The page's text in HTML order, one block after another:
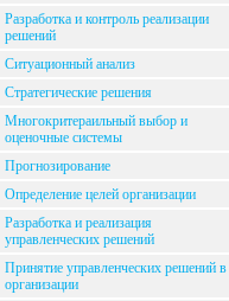
Разработка и контроль реализации
решений
Ситуационный анализ
Стратегические решения
Многокритераильный выбор и
оценочные системы
Прогнозирование
Определение целей организации
Разработка и реализация
управленческих решений
Принятие управленческих решений в
организации